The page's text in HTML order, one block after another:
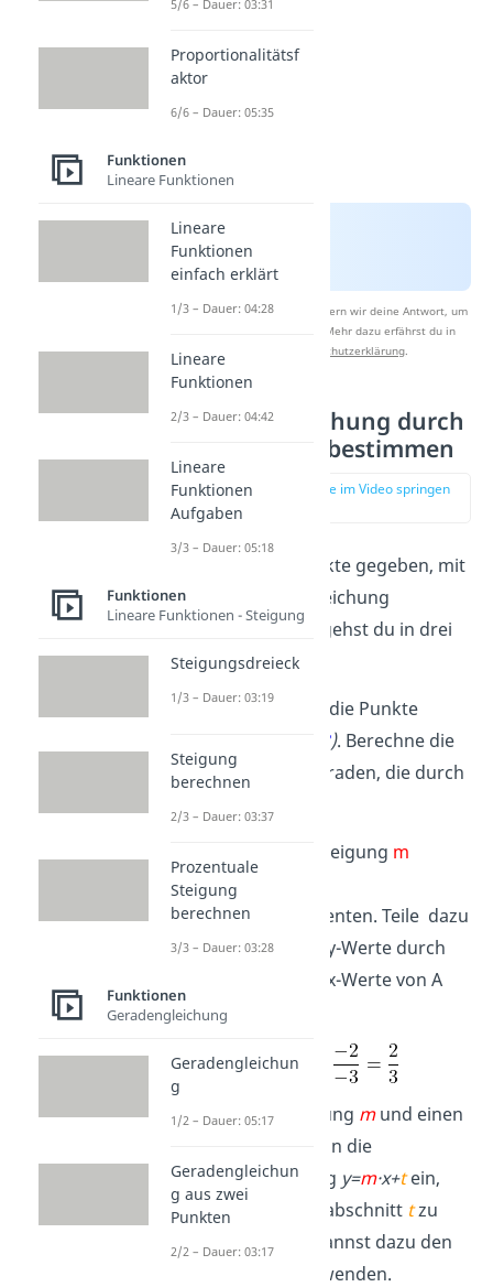
Nach Beantwortung speichern wir deine Antwort, um
Studyflix zu verbessern. Mehr dazu erfährst du in
Datenschutzerklärung.
Geradengleichung durch
zwei Punkte bestimmen
zur Stelle im Video springen
Sind dir zwei Punkte gegeben, mit
denen du eine Gleichung
aufstellen sollst, gehst du in drei
Schritten vor.
Beispiel: Du hast die Punkte
3). Berechne die
Gleichung der Geraden, die durch
Berechne die Steigung m
mithilfe des
Differenzenquotienten. Teile dazu
die Differenz der y-Werte durch
die Differenz der x-Werte von A
und B.
2. Setze die Steigung mund einen
beliebigen Punkt in die
Geradengleichung y=m·x+t ein,
um den y-Achsenabschnitt tzu
bestimmen. Du kannst dazu den
verwenden.
5/6 – Dauer: 03:31
Proportionalitätsf
aktor
6/6 – Dauer: 05:35
Funktionen
Lineare Funktionen
Lineare
Funktionen
einfach erklärt
1/3 – Dauer: 04:28
Lineare
Funktionen
2/3 – Dauer: 04:42
Lineare
Funktionen
Aufgaben
3/3 – Dauer: 05:18
Funktionen
Lineare Funktionen - Steigung
Steigungsdreieck
1/3 – Dauer: 03:19
Steigung
berechnen
2/3 – Dauer: 03:37
Prozentuale
Steigung
berechnen
3/3 – Dauer: 03:28
Funktionen
Geradengleichung
Geradengleichun
g
1/2 – Dauer: 05:17
Geradengleichun
g aus zwei
Punkten
2/2 – Dauer: 03:17